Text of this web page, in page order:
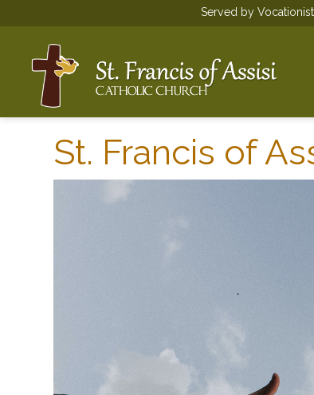
Served by
St. Francis of